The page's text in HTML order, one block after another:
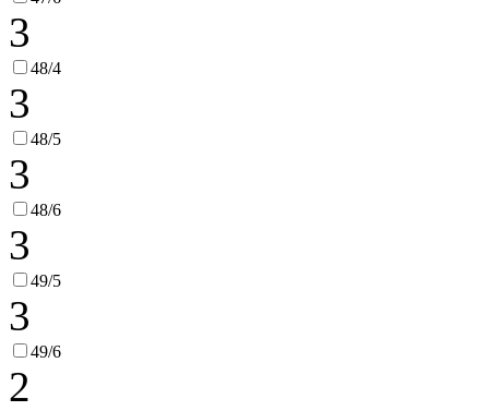
3
48/4
3
48/5
3
48/6
3
49/5
3
49/6
2